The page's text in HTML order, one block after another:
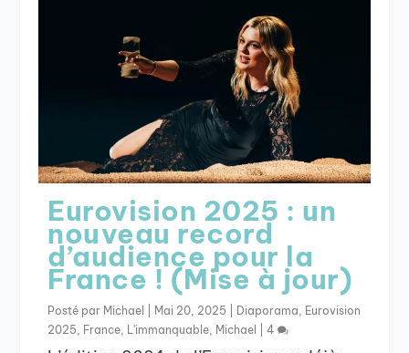
Eurovision 2025 : un
nouveau record
d’audience pour la
France ! (Mise à jour)
Posté par Michael Mai 20, 2025 Diaporama, Eurovision
2025, France, L'immanquable, Michael |4